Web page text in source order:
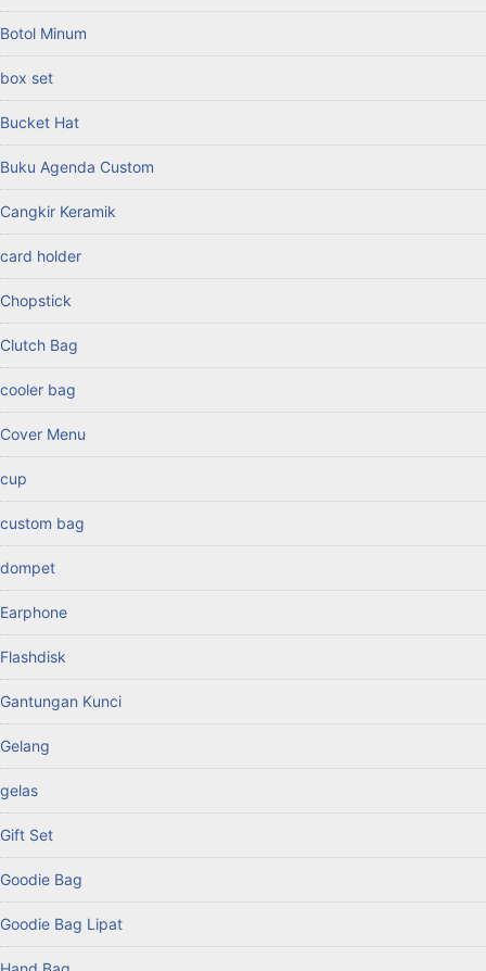
Botol Minum
box set
Bucket Hat
Buku Agenda Custom
Cangkir Keramik
card holder
Chopstick
Clutch Bag
cooler bag
Cover Menu
cup
custom bag
dompet
Earphone
Flashdisk
Gantungan Kunci
Gelang
gelas
Gift Set
Goodie Bag
Goodie Bag Lipat